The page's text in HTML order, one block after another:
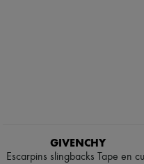
GIVENCHY
Escarpins slingbacks Tape en